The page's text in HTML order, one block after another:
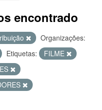
encontrado
Organizações:
Etiquetas:
FILME